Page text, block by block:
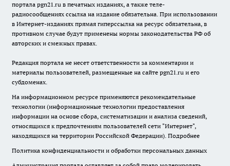
портала pgn21.ru в печатных изданиях, а также теле-
радиосообщениях ссылка на издание обязательна. При использовании
в Интернет-изданиях прямая гиперссылка на ресурс обязательна, в
противном случае будут применены нормы законодательства РФ об
авторских и смежных правах.
Редакция портала не несет ответственности за комментарии и
материалы пользователей, размещенные на сайте pgn21.ru и его
субдоменах.
На информационном ресурсе применяются рекомендательные
технологии (информационные технологии предоставления
информации на основе сбора, систематизации и анализа сведений,
относящихся к предпочтениям пользователей сети "Интернет",
находящихся на территории Российской Федерации). Подробнее
Политика конфиденциальности и обработки персональных данных